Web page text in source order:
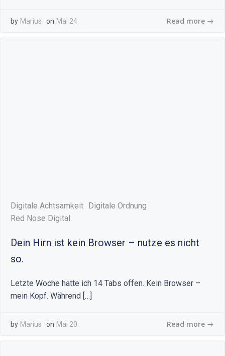
by Marius on Mai 24 Read more
Digitale Achtsamkeit Digitale Ordnung
Red Nose Digital
Dein Hirn ist kein Browser – nutze es nicht
so.
Letzte Woche hatte ich 14 Tabs offen. Kein Browser –
mein Kopf. Während […]
by Marius on Mai 20 Read more